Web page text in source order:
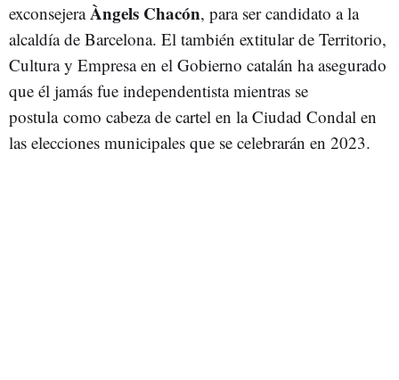
exconsejeraÀngels Chacón, para ser candidato a la
alcaldía de Barcelona. El también extitular de Territorio,
Cultura y Empresa en el Gobierno catalán ha asegurado
que él jamás fue independentista mientras se
postula como cabeza de cartel en la Ciudad Condal en
las elecciones municipales que se celebrarán en 2023.